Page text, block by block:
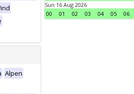
Alpen
Sun 16 Aug 2026
00
01 02 03 04 05 06